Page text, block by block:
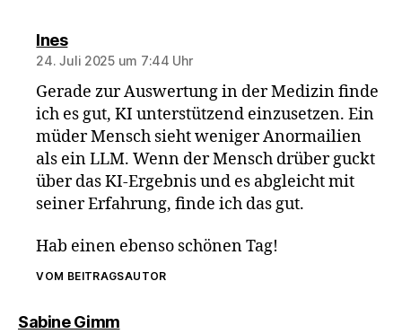
Inessagt:
24. Juli 2025 um 7:44 Uhr
Gerade zur Auswertung in der Medizin finde
ich es gut, KI unterstützend einzusetzen. Ein
müder Mensch sieht weniger Anormailien
als ein LLM. Wenn der Mensch drüber guckt
über das KI-Ergebnis und es abgleicht mit
seiner Erfahrung, finde ich das gut.
Hab einen ebenso schönen Tag!
VOM BEITRAGSAUTOR
Sabine Gimmsagt: